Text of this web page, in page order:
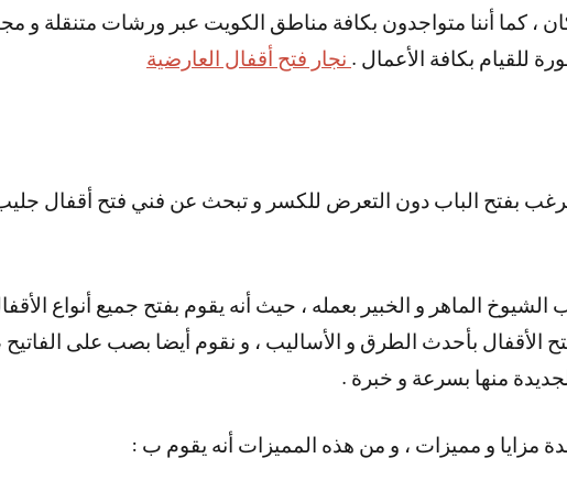
، كما أننا متواجدون بكافة مناطق الكويت عبر ورشات متنقلة و
للقيام بكافة الأعمال . نجار فتح أقفال العارضية
بفتح الباب دون التعرض للكسر و تبحث عن فني فتح أقفال
الماهر و الخبير بعمله ، حيث أنه يقوم بفتح جميع أنواع
الأقفال بأحدث الطرق و الأساليب ، و نقوم أيضا بصب على الفاتيح
منها بسرعة و خبرة .
مزايا و مميزات ، و من هذه المميزات أنه يقوم ب :